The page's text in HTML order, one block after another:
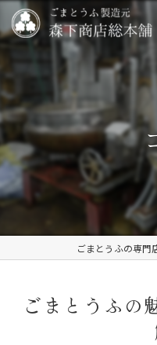
ごまとうふの専門
ごまとうふの